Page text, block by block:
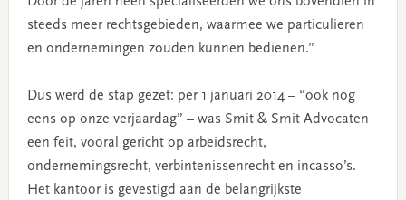
steeds meer rechtsgebieden, waarmee we particulieren
en ondernemingen zouden kunnen bedienen.”
Dus werd de stap gezet: per 1 januari 2014 – “ook nog
eens op onze verjaardag” – was Smit & Smit Advocaten
een feit, vooral gericht op arbeidsrecht,
ondernemingsrecht, verbintenissenrecht en incasso’s.
Het kantoor is gevestigd aan de belangrijkste